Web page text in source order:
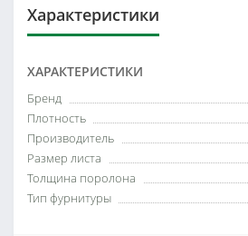
Характеристики
ХАРАКТЕРИСТИКИ
Бренд
Плотность
Производитель
Размер листа
Толщина поролона
Тип фурнитуры